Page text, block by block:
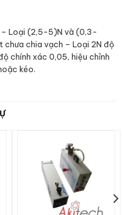
– Loại (2,5-5)N và (0,3-
chưa chia vạch – Loại 2N độ
chính xác 0,05, hiệu chỉnh
kéo.